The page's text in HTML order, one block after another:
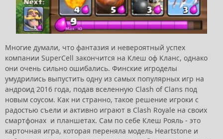
Многие думали, что фантазия и невероятный успех
компании SuperCell закончится на Клеш оф Кланс, однако
они очень сильно ошибались. Финские игроделы
умудрились выпустить одну из самых популярных игр на
андроид 2016 года, подав вселенную Clash of Clans под
новым соусом. Как ни странно, такое решение игроки с
радостью съели и активно играют в Clash Royale на своих
смартфонах и планшетах. Сам по себе Клеш Рояль - это
карточная игра, которая переняла модель Heartstone и